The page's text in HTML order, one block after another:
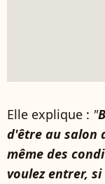
Elle explique : "
d'être au salon
même des
voulez entrer,